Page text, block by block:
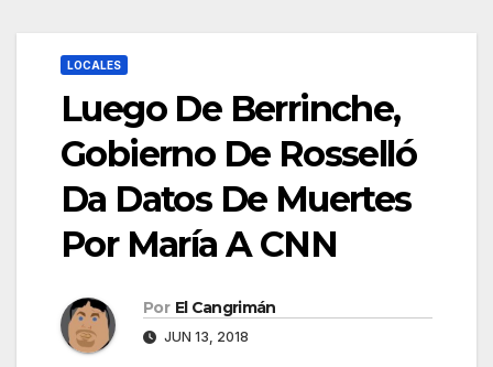
LOCALES
Luego De Berrinche,
Gobierno De Rosselló
Da Datos De Muertes
Por María A CNN
Por El Cangrimán
JUN 13, 2018